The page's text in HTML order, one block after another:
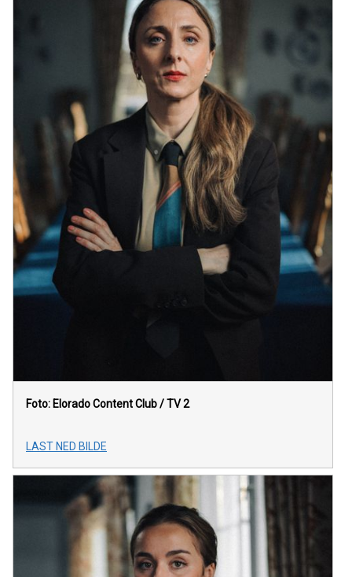
Foto: Elorado Content Club / TV 2
LAST NED BILDE